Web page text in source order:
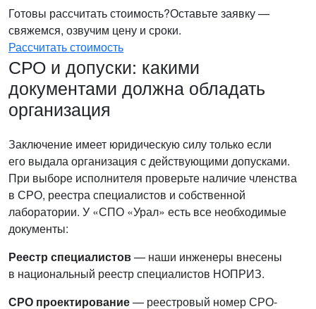
Готовы рассчитать стоимость?Оставьте заявку —
свяжемся, озвучим цену и сроки.
Рассчитать стоимость
СРО и допуски: какими
документами должна обладать
организация
Заключение имеет юридическую силу только если
его выдала организация с действующими допусками.
При выборе исполнителя проверьте наличие членства
в СРО, реестра специалистов и собственной
лаборатории. У «СПО «Урал» есть все необходимые
документы:
Реестр специалистов— наши инженеры внесены
в национальный реестр специалистов НОПРИЗ.
СРО проектирование— реестровый номер СРО-